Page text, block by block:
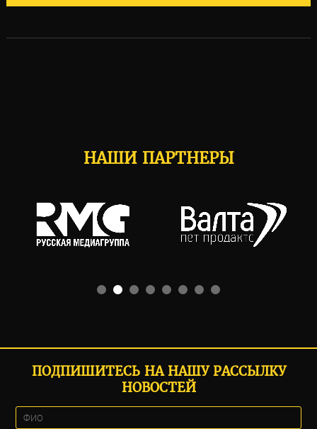
НАШИ ПАРТНЕРЫ
ПОДПИШИТЕСЬ НА НАШУ РАССЫЛКУ
НОВОСТЕЙ